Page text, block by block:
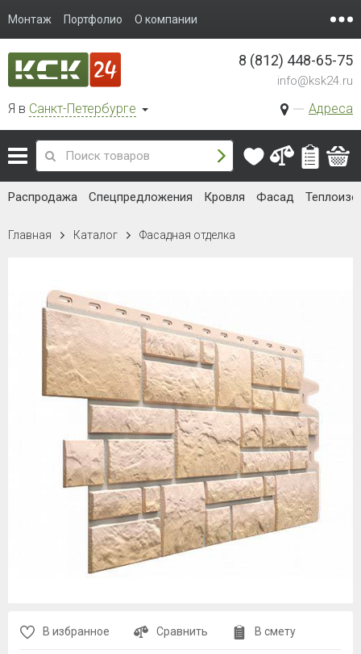
Монтаж Портфолио О компании
Я в Санкт-Петербурге Адреса
8 (812) 448-65-75
info@ksk24.ru
Распродажа Спецпредложения Кровля Фасад
Главная Каталог Фасадная отделка
В избранное Сравнить В смету